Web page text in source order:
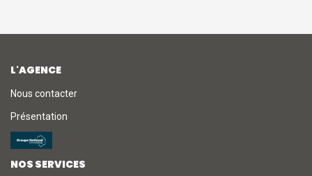
L'AGENCE
Nous contacter
Présentation
NOS SERVICES